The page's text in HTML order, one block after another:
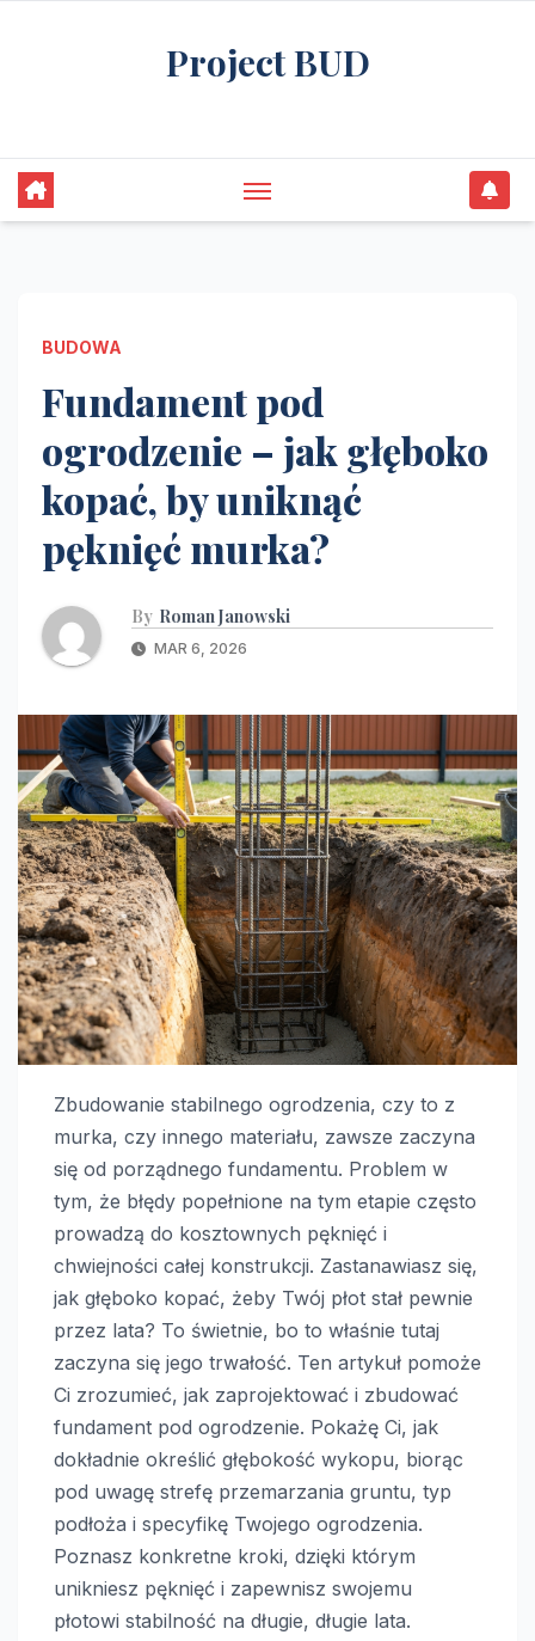
Project BUD
BUDOWA
Fundament pod
ogrodzenie – jak głęboko
kopać, by uniknąć
pęknięć murka?
By Roman Janowski
MAR 6, 2026
Zbudowanie stabilnego ogrodzenia, czy to z
murka, czy innego materiału, zawsze zaczyna
się od porządnego fundamentu. Problem w
tym, że błędy popełnione na tym etapie często
prowadzą do kosztownych pęknięć i
chwiejności całej konstrukcji. Zastanawiasz się,
jak głęboko kopać, żeby Twój płot stał pewnie
przez lata? To świetnie, bo to właśnie tutaj
zaczyna się jego trwałość. Ten artykuł pomoże
Ci zrozumieć, jak zaprojektować i zbudować
fundament pod ogrodzenie. Pokażę Ci, jak
dokładnie określić głębokość wykopu, biorąc
pod uwagę strefę przemarzania gruntu, typ
podłoża i specyfikę Twojego ogrodzenia.
Poznasz konkretne kroki, dzięki którym
unikniesz pęknięć i zapewnisz swojemu
płotowi stabilność na długie, długie lata.